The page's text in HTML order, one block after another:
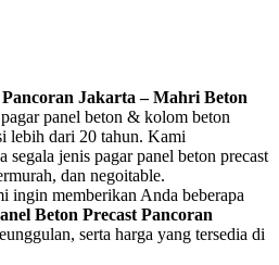
Jakarta – Mahri Beton
panel beton & kolom beton
lebih dari 20 tahun. Kami
segala jenis pagar panel beton precast
dan negoitable.
ingin memberikan Anda beberapa
Beton Precast Pancoran
serta harga yang tersedia di